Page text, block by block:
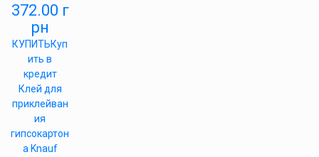
372.00 г
рн
КУПИТЬКуп
ить в
кредит
Клей для
приклейван
ия
гипсокартон
а Knauf